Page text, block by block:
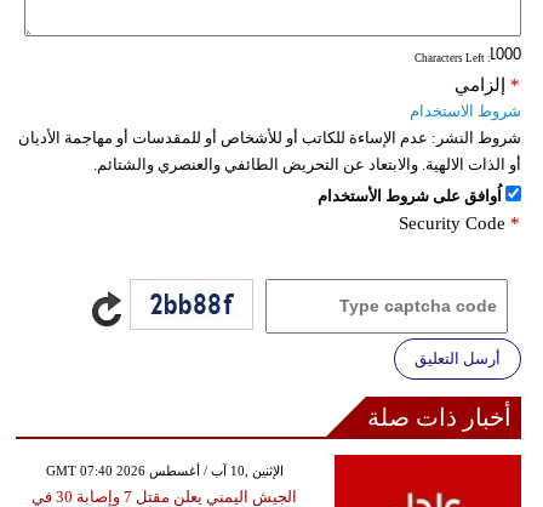
: Characters Left
إلزامي *
شروط الاستخدام
شروط النشر: عدم الإساءة للكاتب أو للأشخاص أو للمقدسات أو مهاجمة الأديان
أو الذات الالهية. والابتعاد عن التحريض الطائفي والعنصري والشتائم.
اُوافق على شروط الأستخدام
Security Code *
أرسل التعليق
أخبار ذات صلة
GMT 07:40 2026 الإثنين ,10 آب / أغسطس
الجيش اليمني يعلن مقتل 7 وإصابة 30 في